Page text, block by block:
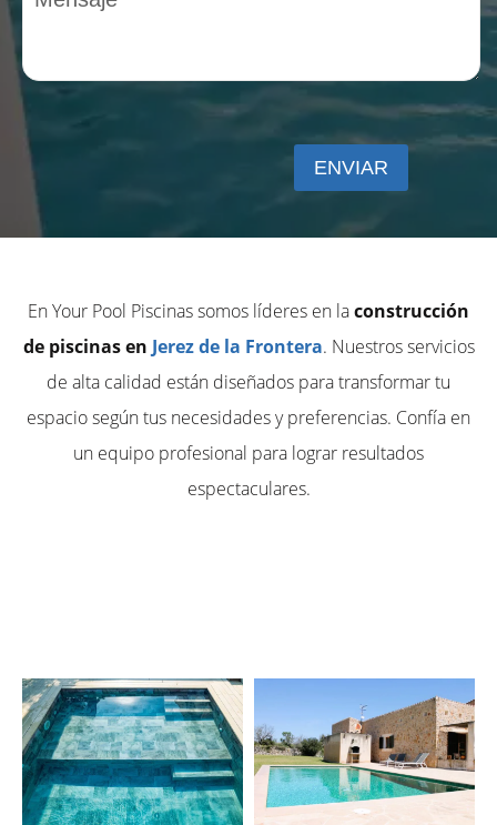
En Your Pool Piscinas somos líderes en laconstrucción
de piscinas en Jerez de la Frontera. Nuestros servicios
de alta calidad están diseñados para transformar tu
espacio según tus necesidades y preferencias. Confía en
un equipo profesional para lograr resultados
espectaculares.